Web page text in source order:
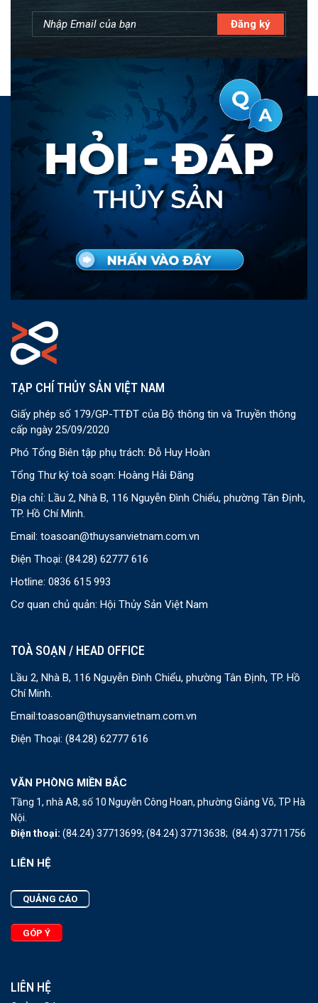
TẠP CHÍ THỦY SẢN VIỆT NAM
Giấy phép số 179/GP-TTĐT của Bộ thông tin và Truyền thông
cấp ngày 25/09/2020
Phó Tổng Biên tập phụ trách: Đỗ Huy Hoàn
Tổng Thư ký toà soạn: Hoàng Hải Đăng
Địa chỉ: Lầu 2, Nhà B, 116 Nguyễn Đình Chiểu, phường Tân Định,
TP. Hồ Chí Minh.
Email: toasoan@thuysanvietnam.com.vn
Điện Thoại: (84.28) 62777 616
Hotline: 0836 615 993
Cơ quan chủ quản: Hội Thủy Sản Việt Nam
TOÀ SOẠN / HEAD OFFICE
Lầu 2, Nhà B, 116 Nguyễn Đình Chiểu, phường Tân Định, TP. Hồ
Chí Minh.
Email:toasoan@thuysanvietnam.com.vn
Điện Thoại: (84.28) 62777 616
VĂN PHÒNG MIỀN BẮC
Tầng 1, nhà A8, số 10 Nguyễn Công Hoan, phường Giảng Võ, TP Hà
Nội.
Điện thoại: (84.24) 37713699; (84.24) 37713638; (84.4) 37711756
LIÊN HỆ
QUẢNG CÁO
GÓP Ý
LIÊN HỆ